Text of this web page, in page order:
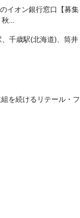
イオン銀行窓口【募集
...
千歳駅(北海道)、筒井
を続けるリテール・フ